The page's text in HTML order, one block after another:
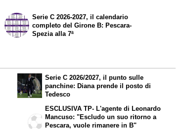
Serie C 2026-2027, il calendario
completo del Girone B: Pescara-
Spezia alla 7ª
Serie C 2026/2027, il punto sulle
panchine: Diana prende il posto di
Tedesco
ESCLUSIVA TP- L'agente di Leonardo
Mancuso: "Escludo un suo ritorno a
Pescara, vuole rimanere in B"